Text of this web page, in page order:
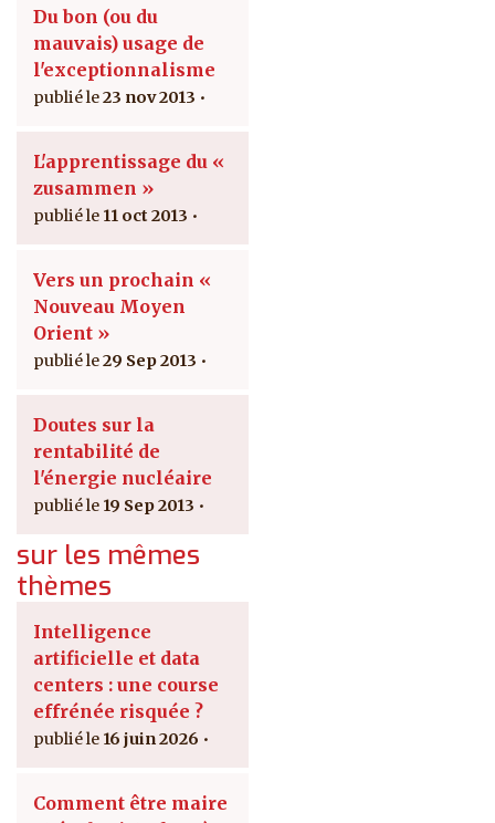
Du bon (ou du
mauvais) usage de
l'exceptionnalisme
23 nov 2013
L'apprentissage du «
zusammen »
11 oct 2013
Vers un prochain «
Nouveau Moyen
Orient »
29 Sep 2013
Doutes sur la
rentabilité de
l'énergie nucléaire
19 Sep 2013
sur les mêmes
thèmes
Intelligence
artificielle et data
centers : une course
effrénée risquée ?
16 juin 2026
Comment être maire